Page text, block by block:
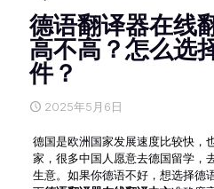
德语翻译器在线
高不高？怎么选
件？
2025年5月6日
德国是欧洲国家发展速度比较快，
家，很多中国人愿意去德国留学，
生意。如果你德语不好，想选择德